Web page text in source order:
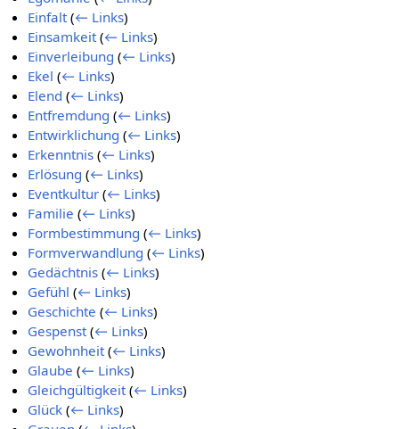
Einfalt (← Links)
Einsamkeit (← Links)
Einverleibung (← Links)
Ekel (← Links)
Elend (← Links)
Entfremdung (← Links)
Entwirklichung (← Links)
Erkenntnis (← Links)
Erlösung (← Links)
Eventkultur (← Links)
Familie (← Links)
Formbestimmung (← Links)
Formverwandlung (← Links)
Gedächtnis (← Links)
Gefühl (← Links)
Geschichte (← Links)
Gespenst (← Links)
Gewohnheit (← Links)
Glaube (← Links)
Gleichgültigkeit (← Links)
Glück (← Links)